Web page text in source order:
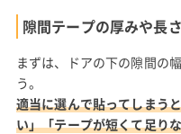
隙間テープの厚みや長
まずは、ドアの下の隙間の
う。
適当に選んで貼ってしまう
い」「テープが短くて足り